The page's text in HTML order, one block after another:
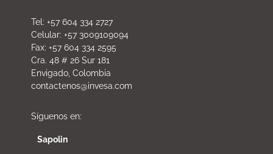
Tel: +57 604 334 2727
Celular: +57 3009109094
Fax: +57 604 334 2595
Cra. 48 # 26 Sur 181
Envigado, Colombia
contactenos@invesa.com
Síguenos en:
Sapolin